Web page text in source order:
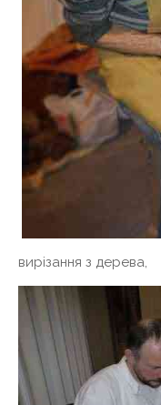
вирізання з дерева,